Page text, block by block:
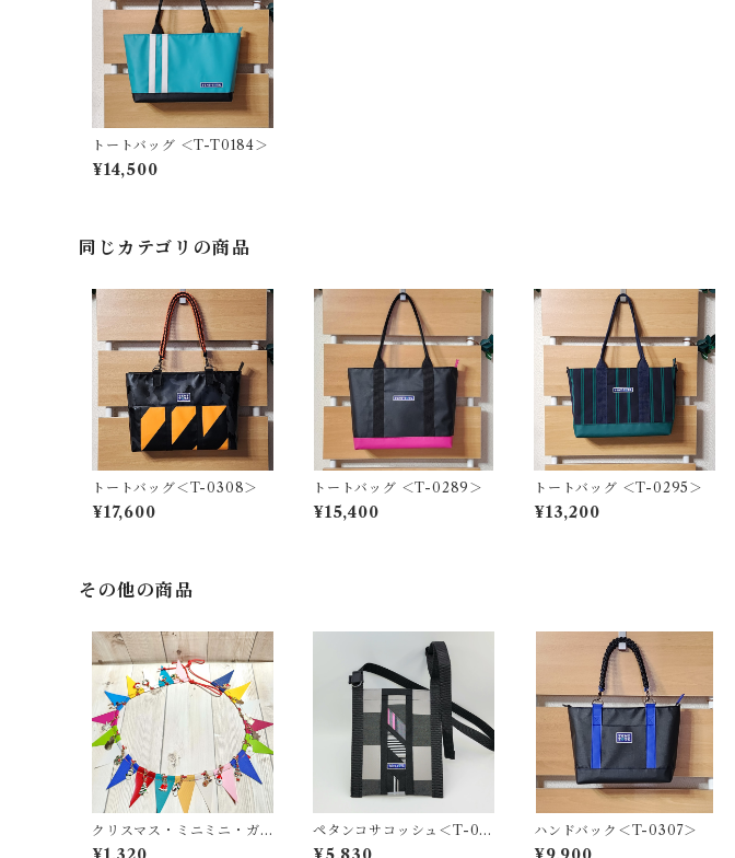
トートバッグ ＜T-T0184＞
¥14,500
同じカテゴリの商品
トートバッグ＜T-0308＞
¥17,600
トートバッグ ＜T-0289＞
¥15,400
トートバッグ ＜T-0295＞
¥13,200
その他の商品
クリスマス・ミニミニ・ガ
ーランド ＜K-0686＞
ペタンコサコッシュ＜T-02
79＞
ハンドバック＜T-0307＞